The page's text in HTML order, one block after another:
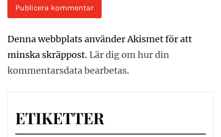
Denna webbplats använder Akismet för att
minska skräppost. Lär dig om hur din
kommentarsdata bearbetas.
ETIKETTER